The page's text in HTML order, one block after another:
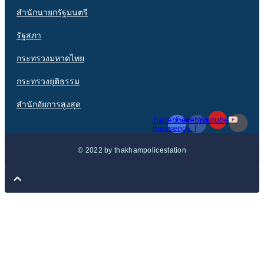
สำนักนายกรัฐมนตรี
รัฐสภา
กระทรวงมหาดไทย
กระทรวงยุติธรรม
สำนักอัยการสูงสุด
Facebook-
messenger
Facebook-
f
Youtube
© 2022 by thakhampolicestation